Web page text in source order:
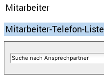
Mitarbeiter
Mitarbeiter-Telefon-Liste